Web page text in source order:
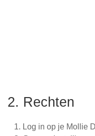
2. Rechten
Log in op je Mollie